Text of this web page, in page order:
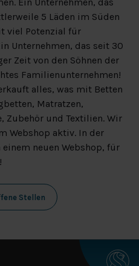
Ein Unternehmen, das
5 Läden im Süden
viel Potenzial für
Unternehmen, das seit 30
Zeit von den Söhnen der
Familienunternehmen!
alles, was mit Betten
Matratzen,
Zubehör und Textilien. Wir
Webshop aktiv. In der
neuen Webshop, für
Stellen